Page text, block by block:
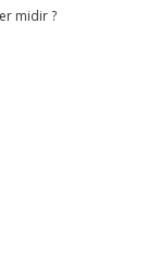
midir ?